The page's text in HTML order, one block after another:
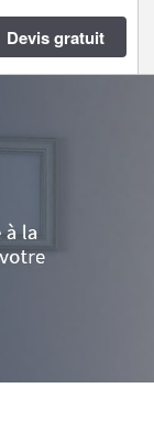
Devis gratuit